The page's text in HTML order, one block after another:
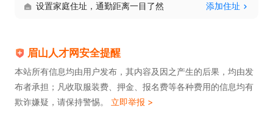
设置家庭住址，通勤距离一目了然 添加住址
眉山人才网安全提醒
本站所有信息均由用户发布，其内容及因之产生的后果，均由发
布者承担；凡收取服装费、押金、报名费等各种费用的信息均有
欺诈嫌疑，请保持警惕。 立即举报 >